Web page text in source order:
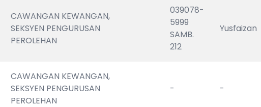
CAWANGAN KEWANGAN,
SEKSYEN PENGURUSAN
PEROLEHAN
039078-
5999
SAMB.
212
Yusfaizan
CAWANGAN KEWANGAN,
SEKSYEN PENGURUSAN
PEROLEHAN
- -